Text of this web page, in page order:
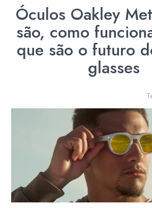
Óculos Oakley
são, como
que são o futuro
glasses